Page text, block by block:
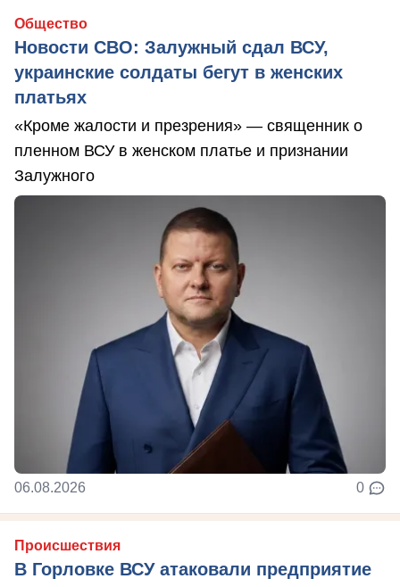
Общество
Новости СВО: Залужный сдал ВСУ,
украинские солдаты бегут в женских
платьях
«Кроме жалости и презрения» — священник о
пленном ВСУ в женском платье и признании
Залужного
06.08.2026 0
Происшествия
В Горловке ВСУ атаковали предприятие